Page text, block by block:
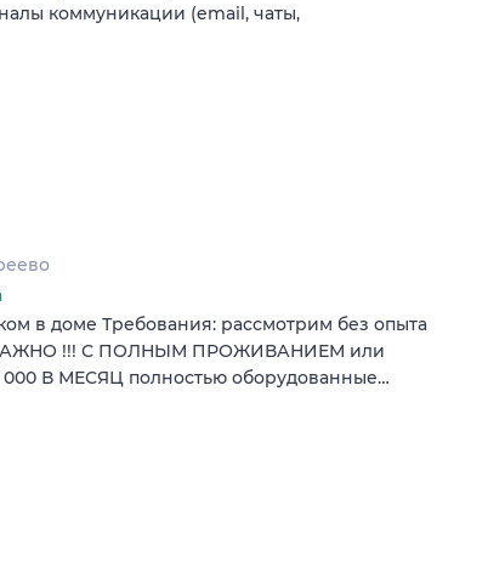
коммуникации (email, чаты,
в доме Требования: рассмотрим без опыта
ВАЖНО !!! С ПОЛНЫМ ПРОЖИВАНИЕМ или
В МЕСЯЦ полностью оборудованные…